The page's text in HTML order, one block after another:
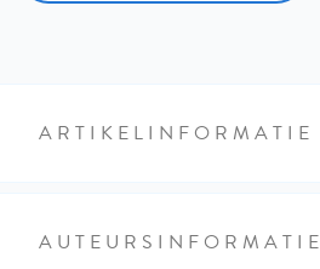
ARTIKELINFORMATIE
AUTEURSINFORMATIE